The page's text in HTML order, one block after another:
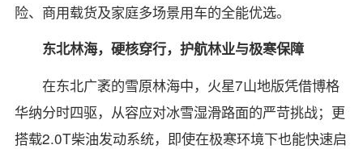
险、商用载货及家庭多场景用车的全能优选。
东北林海，硬核穿行，护航林业与极寒保障
在东北广袤的雪原林海中，火星7山地版凭借博格
华纳分时四驱，从容应对冰雪湿滑路面的严苛挑战；更
搭载2.0T柴油发动系统，即使在极寒环境下也能快速启